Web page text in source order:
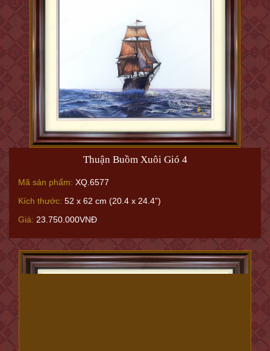
Thuận Buồm Xuôi Gió 3
Mã sản phẩm:
Kích thước:50 x 60 cm có khung (19.6 x 23.6" with frame)
Giá:
31.250.000VNĐ